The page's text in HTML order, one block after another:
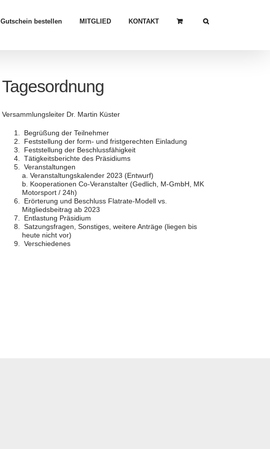
Gutschein bestellen MITGLIED KONTAKT
Tagesordnung
Versammlungsleiter Dr. Martin Küster
Begrüßung der Teilnehmer
Feststellung der form- und fristgerechten Einladung
Feststellung der Beschlussfähigkeit
Tätigkeitsberichte des Präsidiums
Veranstaltungen
a. Veranstaltungskalender 2023 (Entwurf)
b. Kooperationen Co-Veranstalter (Gedlich, M-GmbH, MK
Motorsport / 24h)
Erörterung und Beschluss Flatrate-Modell vs.
Mitgliedsbeitrag ab 2023
Entlastung Präsidium
Satzungsfragen, Sonstiges, weitere Anträge (liegen bis
heute nicht vor)
Verschiedenes